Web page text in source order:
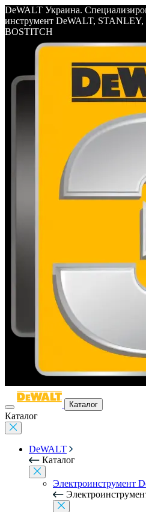
DeWALT Украина.
инструмент DeWALT,
BOSTITCH
Каталог
Каталог
DeWALT
Каталог
Электроинструмент